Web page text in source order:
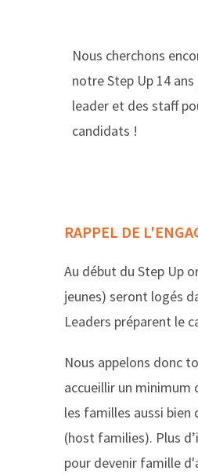
Nous cherchons
notre Step Up 14
leader et des staff
candidats !
RAPPEL DE
Au début du Step Up
jeunes) seront logés
Leaders préparent le
Nous appelons donc
accueillir un minimum
les familles aussi bien
(host families). Plus
pour devenir famille